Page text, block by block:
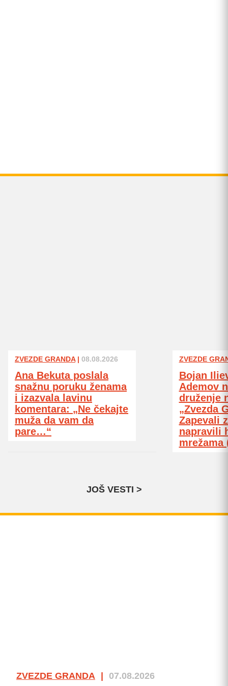
ZVEZDE GRANDA| 08.08.2026
Ana Bekuta poslala
snažnu poruku ženama
i izazvala lavinu
komentara: „Ne čekajte
muža da vam da
pare…“
ZVEZDE
Bojan
Ademov
druženje
„Zvezda
Zapevali
napravili
mrežama
JOŠ VESTI >
ZVEZDE GRANDA | 07.08.2026